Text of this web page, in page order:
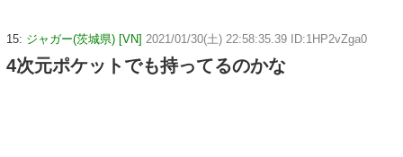
15: ジャガー(茨城県) [VN] 2021/01/30(土) 22:58:35.39 ID:1HP2vZga0
4次元ポケットでも持ってるのかな